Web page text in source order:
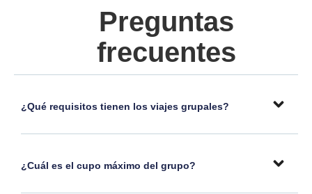
Preguntas
frecuentes
¿Qué requisitos tienen los viajes grupales?
¿Cuál es el cupo máximo del grupo?